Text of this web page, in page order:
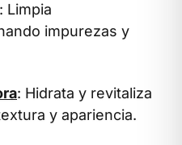
: Limpia
impurezas y
: Hidrata y revitaliza
y apariencia.